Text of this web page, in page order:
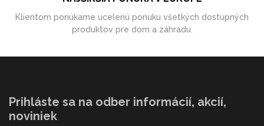
Klientom ponúkame ucelenú ponuku všetkých dostupných
produktov pre dom a záhradu.
Prihláste sa na odber informácií, akcií,
noviniek